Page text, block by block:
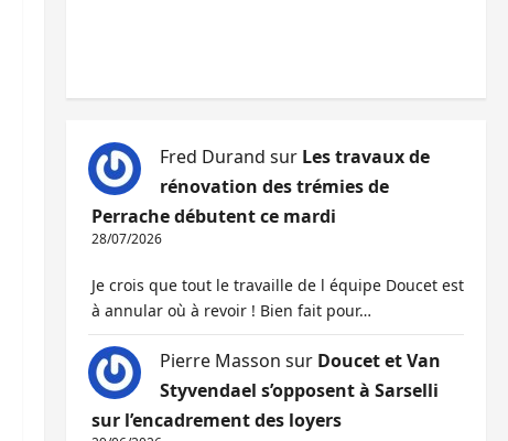
Fred Durand sur Les travaux de
rénovation des trémies de
Perrache débutent ce mardi
28/07/2026
Je crois que tout le travaille de l équipe Doucet est
à annular où à revoir ! Bien fait pour…
Pierre Masson sur Doucet et Van
Styvendael s’opposent à Sarselli
sur l’encadrement des loyers